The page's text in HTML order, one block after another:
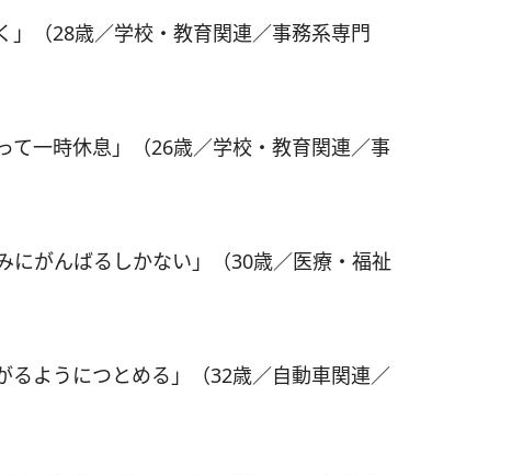
」（28歳／学校・教育関連／事務系専門
て一時休息」（26歳／学校・教育関連／事
にがんばるしかない」（30歳／医療・福祉
るようにつとめる」（32歳／自動車関連／